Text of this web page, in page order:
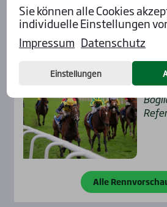
Alle
Sie können alle Cookies
individuelle Einstellungen
Impressum Datenschutz
Einstellungen